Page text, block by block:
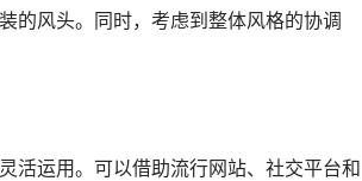
的风头。同时，考虑到整体风格的协调
活运用。可以借助流行网站、社交平台和